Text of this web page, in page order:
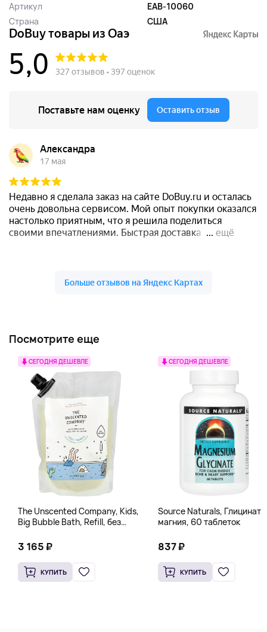
Артикул
EAB-10060
Страна
США
Посмотрите еще
СЕГОДНЯ ДЕШЕВЛЕ
The Unscented Company, Kids,
Big Bubble Bath, Refill, без
Унции)
3 165 ₽
КУПИТЬ
СЕГОДНЯ ДЕШЕВЛЕ
Source Naturals, Глицинат
магния, 60 таблеток
837 ₽
КУПИТЬ